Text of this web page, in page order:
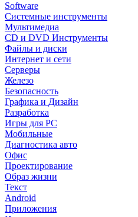
Software
Системные инструменты
Мультимедиа
CD и DVD Инструменты
Файлы и диски
Интернет и сети
Серверы
Железо
Безопасность
Графика и Дизайн
Разработка
Игры для PC
Мобильные
Диагностика авто
Офис
Проектирование
Образ жизни
Текст
Android
Приложения